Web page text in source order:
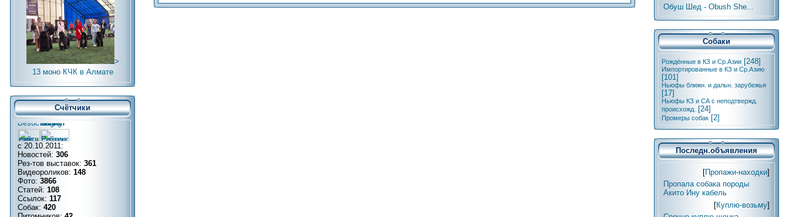
>
13 моно КЧК в Алмате
Счётчики
с 20.10.2011:
Новостей: 306
Рез-тов выставок: 361
Видеороликов: 148
Фото: 3866
Статей: 108
Ссылок: 117
Собак: 420
Обуш Шед - Obush She...
Собаки
Рождённые в КЗ и Ср.Азии [248]
Импортированные в КЗ и Ср.Азию
[101]
Ньюфы ближн. и дальн. зарубежья
[17]
Ньюфы КЗ и СА с неподтвержд.
происхожд.
[24]
Промеры собак [2]
Последн.объявления
[Пропажи-находки]
Пропала собака породы
Акито Ину кабель
[Куплю-возьму]